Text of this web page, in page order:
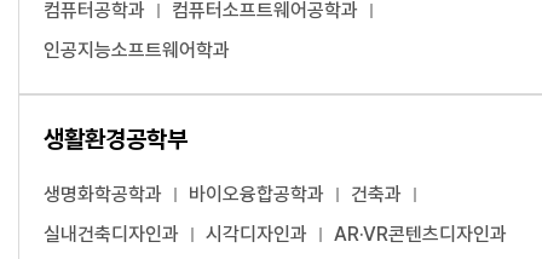
컴퓨터공학과
컴퓨터소프트웨어공학과
인공지능소프트웨어학과
생활환경공학부
생명화학공학과 바이오융합공학과
건축과
실내건축디자인과
시각디자인과 AR·VR콘텐츠디자인과